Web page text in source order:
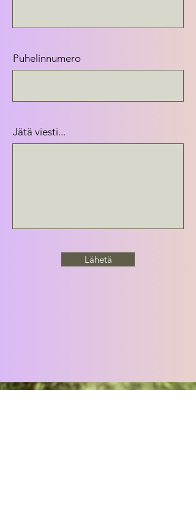
Puhelinnumero
Jätä viesti...
Lähetä